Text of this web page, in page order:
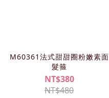
M60361法式甜甜圈粉嫩素面
髮箍
NT$380
NT$480